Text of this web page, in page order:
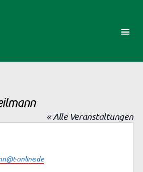
« Alle Veranstaltungen
online.de